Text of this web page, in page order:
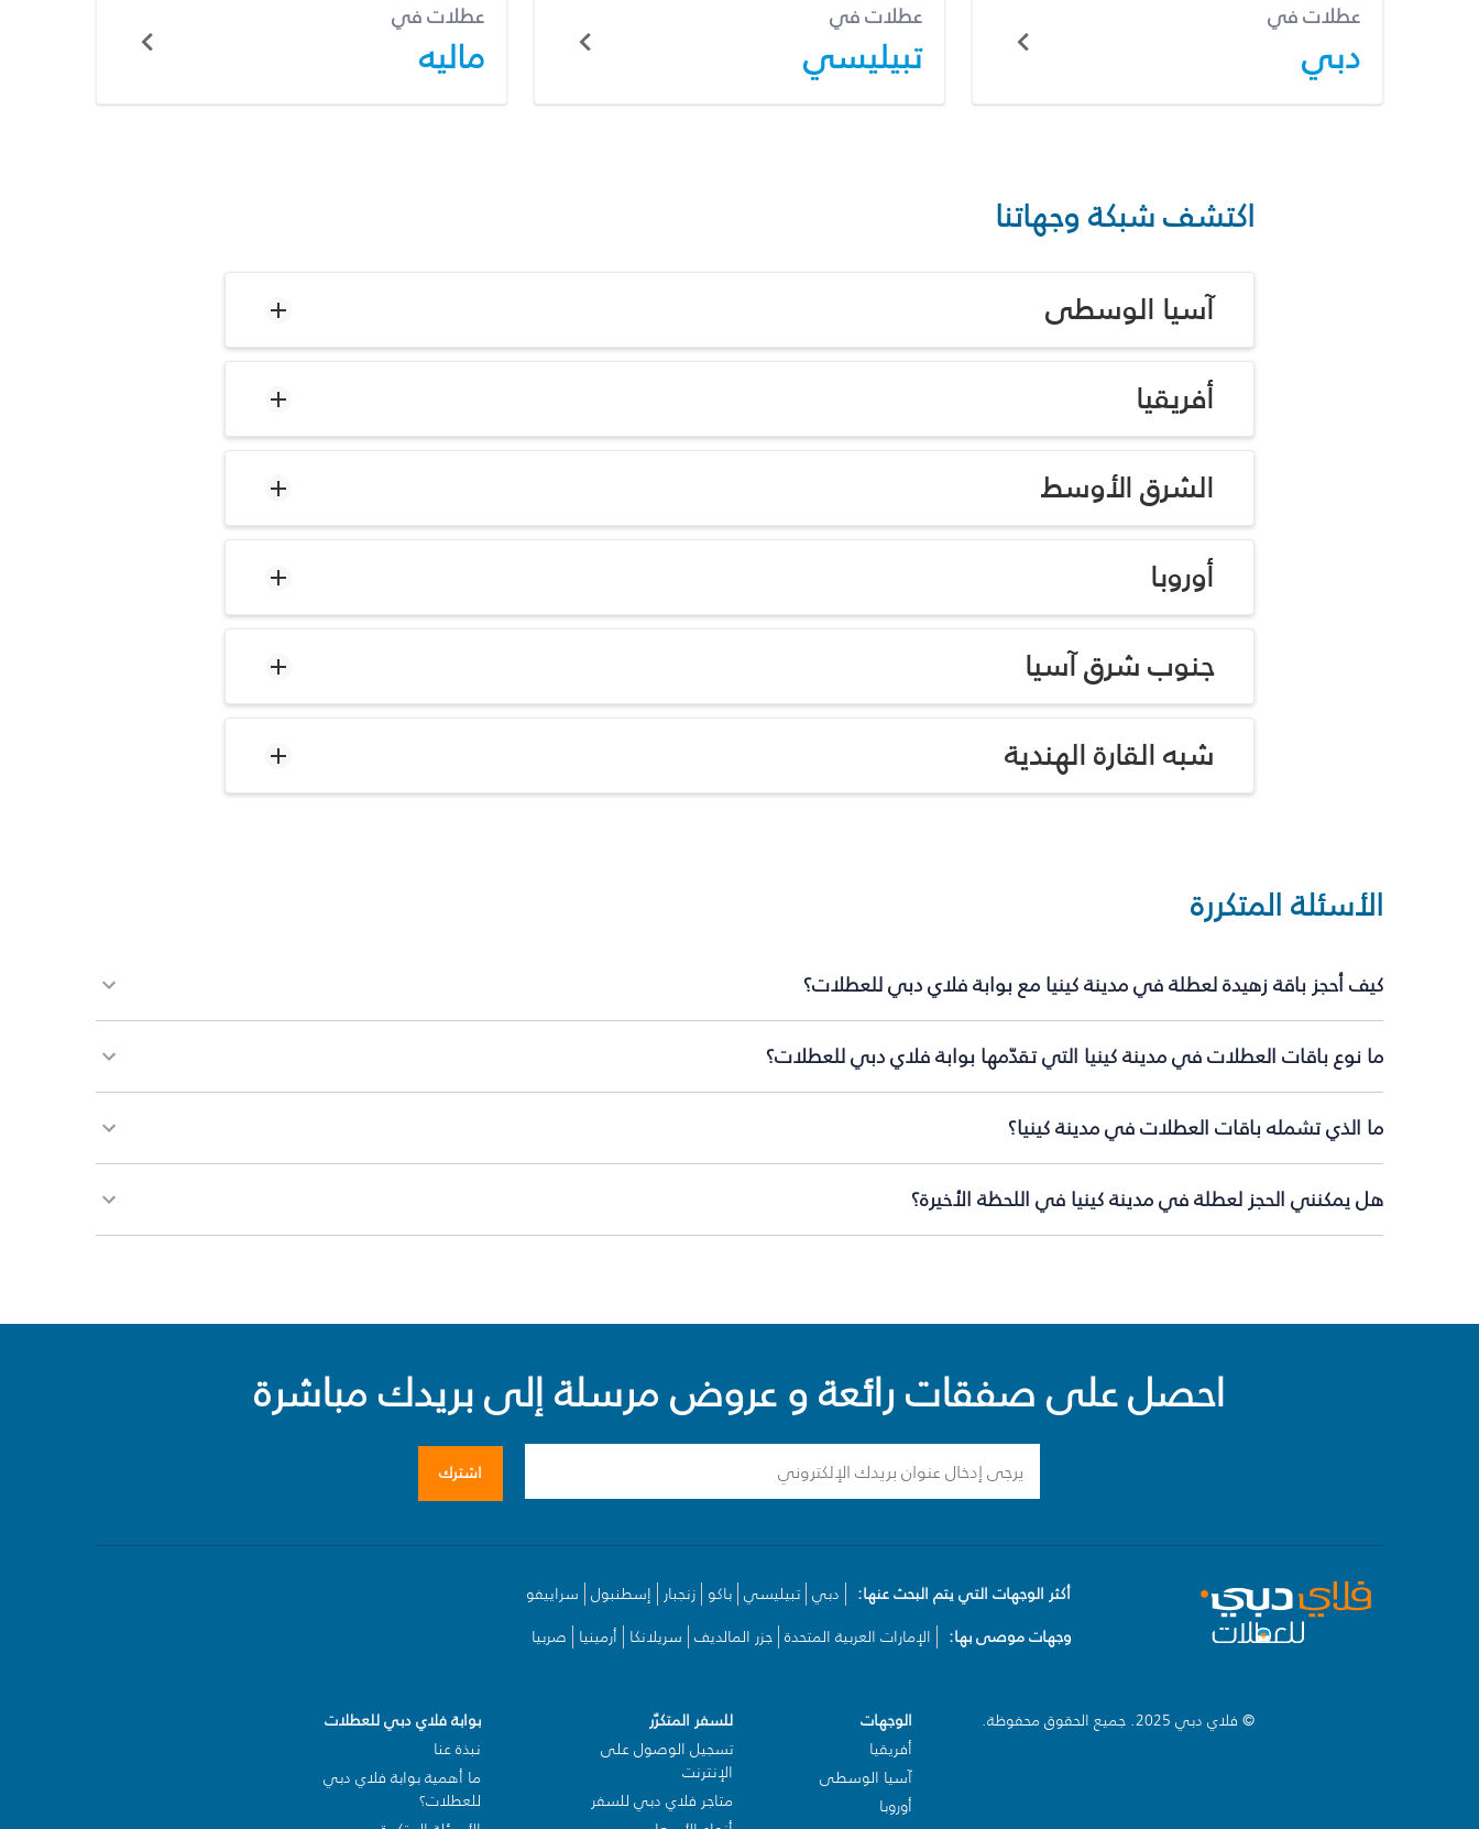
عطلات في
دبي
عطلات في
تبيليسي
عطلات في
ماليه
اكتشف شبكة وجهاتنا
آسيا الوسطى
أفريقيا
الشرق الأوسط
أوروبا
جنوب شرق آسيا
شبه القارة الهندية
الأسئلة المتكررة
كيف أحجز باقة زهيدة لعطلة في مدينة كينيا مع بوابة فلاي دبي للعطلات؟
ما نوع باقات العطلات في مدينة كينيا التي تقدّمها بوابة فلاي دبي للعطلات؟
ما الذي تشمله باقات العطلات في مدينة كينيا؟
هل يمكنني الحجز لعطلة في مدينة كينيا في اللحظة الأخيرة؟
احصل على صفقات رائعة و عروض مرسلة إلى بريدك مباشرة
اشترك
أكثر الوجهات التي يتم البحث عنها: دبي تبيليسي باكو زنجبار إسطنبول سراييفو
وجهات موصى بها:
الإمارات العربية المتحدة جزر المالديف سريلانكا أرمينيا صربيا
© فلاي دبي 2025. جميع الحقوق محفوظة.
الوجهات
أفريقيا
آسيا الوسطى
أوروبا
للسفر المتكرّر
تسجيل الوصول على
الإنترنت
متاجر فلاي دبي للسفر
بوابة فلاي دبي للعطلات
نبذة عنا
ما أهمية بوابة فلاي دبي
للعطلات؟